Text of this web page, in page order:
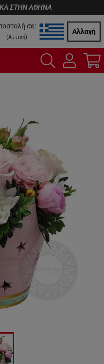
ΣΤΗΝ ΑΘΗΝΑ
σε:
(Αττική)
Αλλαγή